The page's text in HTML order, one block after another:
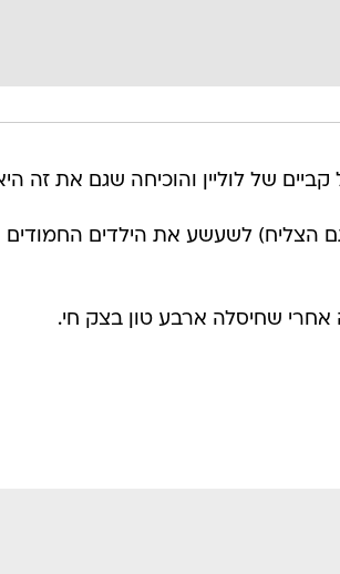
של לוליין והוכיחה שגם את זה
הצליח) לשעשע את הילדים החמודים
שחיסלה ארבע טון בצק חי.